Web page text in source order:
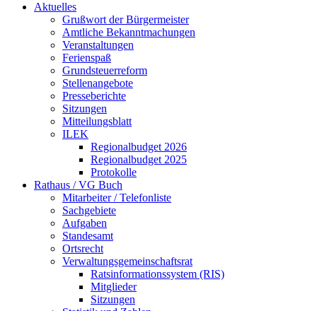
Aktuelles
Grußwort der Bürgermeister
Amtliche Bekanntmachungen
Veranstaltungen
Ferienspaß
Grundsteuerreform
Stellenangebote
Presseberichte
Sitzungen
Mitteilungsblatt
ILEK
Regionalbudget 2026
Regionalbudget 2025
Protokolle
Rathaus / VG Buch
Mitarbeiter / Telefonliste
Sachgebiete
Aufgaben
Standesamt
Ortsrecht
Verwaltungsgemeinschaftsrat
Ratsinformationssystem (RIS)
Mitglieder
Sitzungen